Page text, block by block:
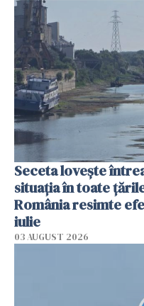
Seceta lovește
situația în toate
România resimte
iulie
03 AUGUST 2026